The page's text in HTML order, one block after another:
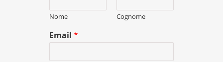
Nome Cognome
Email *